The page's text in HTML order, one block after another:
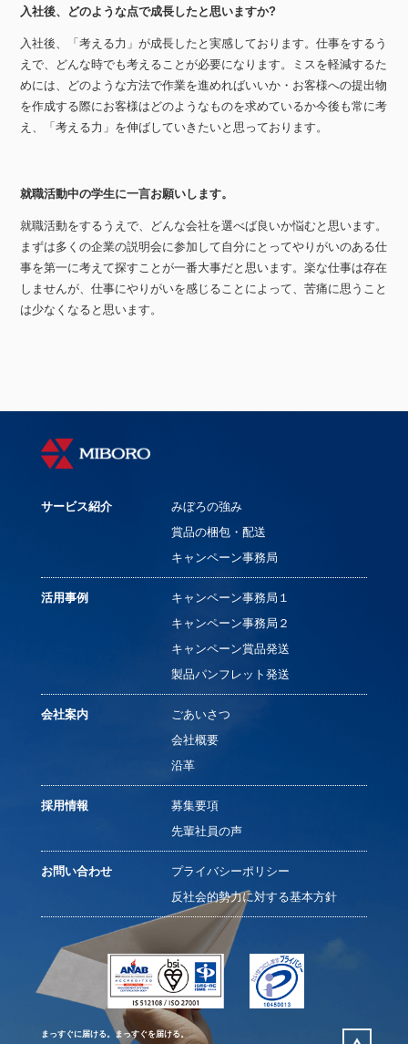
入社後、どのような点で成長したと思いますか?
入社後、「考える力」が成長したと実感しております。仕事をするう
えで、どんな時でも考えることが必要になります。ミスを軽減するた
めには、どのような方法で作業を進めればいいか・お客様への提出物
を作成する際にお客様はどのようなものを求めているか今後も常に考
え、「考える力」を伸ばしていきたいと思っております。
就職活動中の学生に一言お願いします。
就職活動をするうえで、どんな会社を選べば良いか悩むと思います。
まずは多くの企業の説明会に参加して自分にとってやりがいのある仕
事を第一に考えて探すことが一番大事だと思います。楽な仕事は存在
しませんが、仕事にやりがいを感じることによって、苦痛に思うこと
は少なくなると思います。
サービス紹介
みぼろの強み
賞品の梱包・配送
キャンペーン事務局
活用事例
キャンペーン事務局１
キャンペーン事務局２
キャンペーン賞品発送
製品パンフレット発送
会社案内
ごあいさつ
会社概要
沿革
採用情報
募集要項
先輩社員の声
お問い合わせ
プライバシーポリシー
反社会的勢力に対する基本方針
まっすぐに届ける。まっすぐを届ける。